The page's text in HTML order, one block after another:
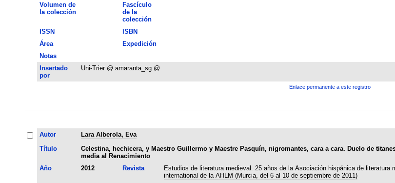
Volumen de
la colección
Fascículo
de la
colección
ISSN ISBN
Área
Expedición
Notas
Insertado
por
Uni-Trier @ amaranta_sg @
Enlace permanente a este registro
Autor
Lara Alberola, Eva
Título
Celestina, hechicera, y Maestro Guillermo y Maestre Pasquín, nigromantes, cara a cara. Duelo de
media al Renacimiento
Año 2012 Revista
Estudios de literatura medieval. 25 años de la Asociación hispánica de literatura
international de la AHLM (Murcia, del 6 al 10 de septiembre de 2011)